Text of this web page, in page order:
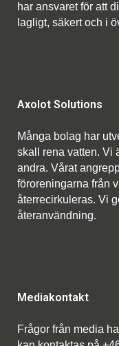
har ansvaret för att
lagligt, säkert och i
Axolot Solutions
Många bolag har
skall rena vatten. Vi
andra. Vårat
föroreningarna från
återrecirkuleras. Vi
återanvändning.
Mediakontakt
Frågor från media